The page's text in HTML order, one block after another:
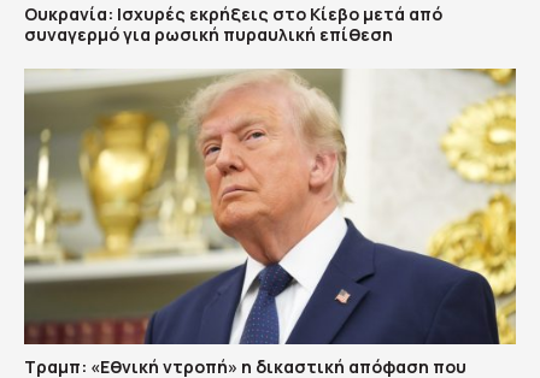
Ουκρανία: Ισχυρές εκρήξεις στο Κίεβο μετά από
συναγερμό για ρωσική πυραυλική επίθεση
Τραμπ: «Εθνική ντροπή» η δικαστική απόφαση που